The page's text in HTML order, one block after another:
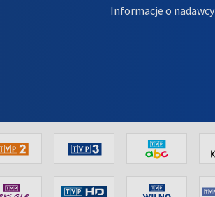
Informacje o nadawcy